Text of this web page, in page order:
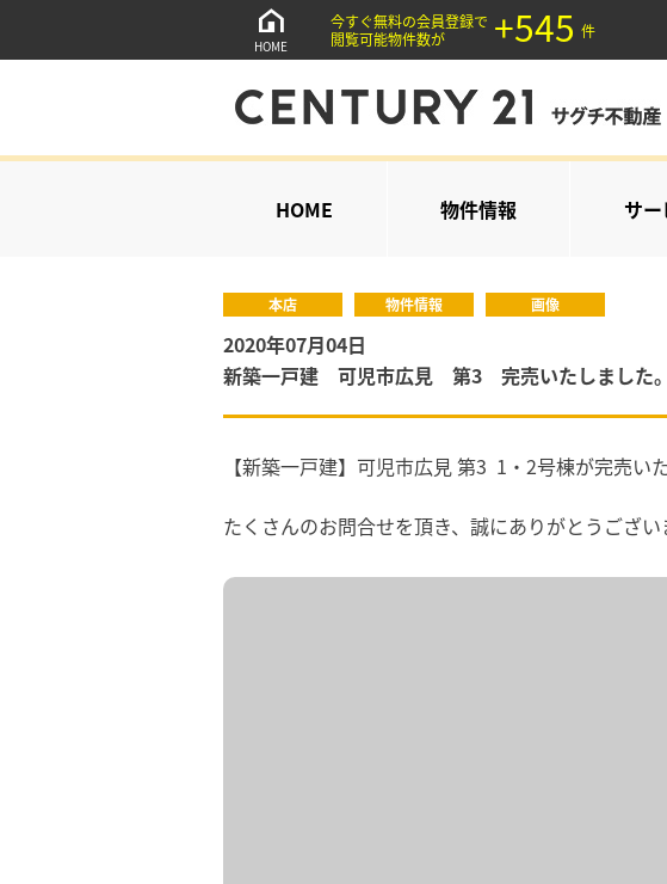
HOME
今すぐ無料の会員登録で
閲覧可能物件数が
+545 件
HOME 物件情報 サ
本店 物件情報 画像
2020年07月04日
新築一戸建 可児市広見 第3 完売いたしました。
【新築一戸建】可児市広見 第3 1・2号棟が完売い
たくさんのお問合せを頂き、誠にありがとうござい